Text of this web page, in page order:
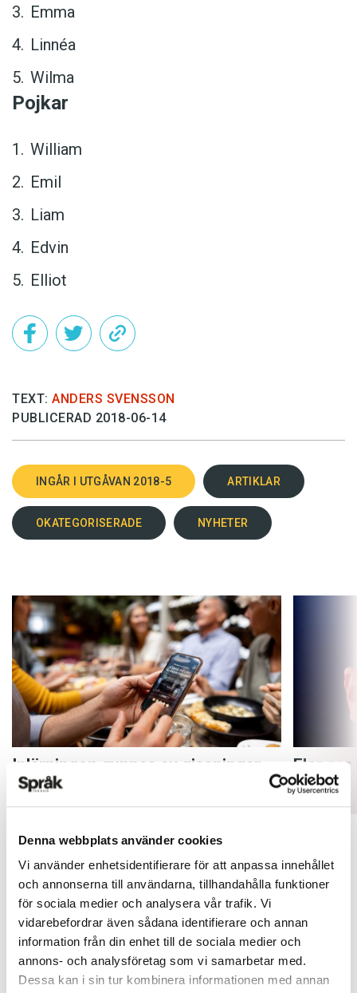
Denna webbplats använder cookies
Vi använder enhetsidentifierare för att anpassa innehållet
och annonserna till användarna, tillhandahålla funktioner
för sociala medier och analysera vår trafik. Vi
vidarebefordrar även sådana identifierare och annan
information från din enhet till de sociala medier och
annons- och analysföretag som vi samarbetar med.
Dessa kan i sin tur kombinera informationen med annan
Emma
Linnéa
Wilma
Pojkar
William
Emil
Liam
Edvin
Elliot
TEXT: ANDERS SVENSSON
PUBLICERAD 2018-06-14
INGÅR I UTGÅVAN 2018-5 ARTIKLAR
OKATEGORISERADE NYHETER
Inlärningen gynnas av gissningar
ARTIKLAR
Fler
ARTIKLAR